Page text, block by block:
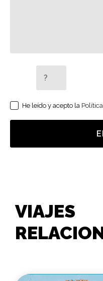
He leído y acepto la
VIAJES